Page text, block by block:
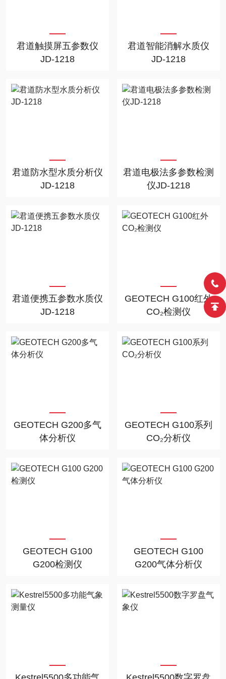
君道触摸屏五参数仪
JD-1218
君道智能消解水质仪
JD-1218
君道防水型水质分析仪
JD-1218
君道电极法多参数检测
仪JD-1218
君道便携五参数水质仪
JD-1218
GEOTECH G100红外
CO₂检测仪
GEOTECH G200多气
体分析仪
GEOTECH G100系列
CO₂分析仪
GEOTECH G100
G200检测仪
GEOTECH G100
G200气体分析仪